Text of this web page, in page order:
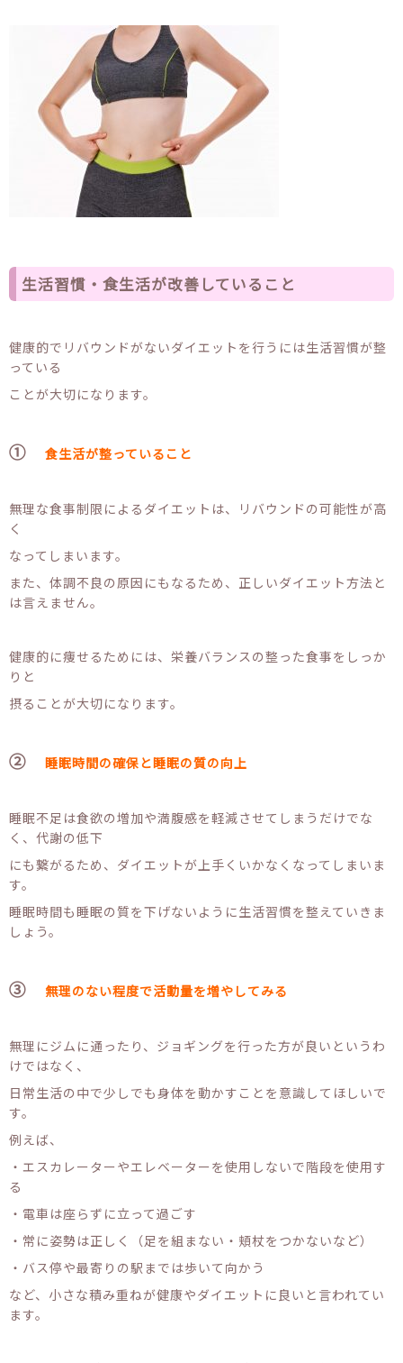
生活習慣・食生活が改善していること
健康的でリバウンドがないダイエットを行うには生活習慣が整
っている
ことが大切になります。
① 食生活が整っていること
無理な食事制限によるダイエットは、リバウンドの可能性が高
く
なってしまいます。
また、体調不良の原因にもなるため、正しいダイエット方法と
は言えません。
健康的に痩せるためには、栄養バランスの整った食事をしっか
りと
摂ることが大切になります。
② 睡眠時間の確保と睡眠の質の向上
睡眠不足は食欲の増加や満腹感を軽減させてしまうだけでな
く、代謝の低下
にも繋がるため、ダイエットが上手くいかなくなってしまいま
す。
睡眠時間も睡眠の質を下げないように生活習慣を整えていきま
しょう。
③ 無理のない程度で活動量を増やしてみる
無理にジムに通ったり、ジョギングを行った方が良いというわ
けではなく、
日常生活の中で少しでも身体を動かすことを意識してほしいで
す。
例えば、
・エスカレーターやエレベーターを使用しないで階段を使用す
る
・電車は座らずに立って過ごす
・常に姿勢は正しく（足を組まない・頬杖をつかないなど）
・バス停や最寄りの駅までは歩いて向かう
など、小さな積み重ねが健康やダイエットに良いと言われてい
ます。